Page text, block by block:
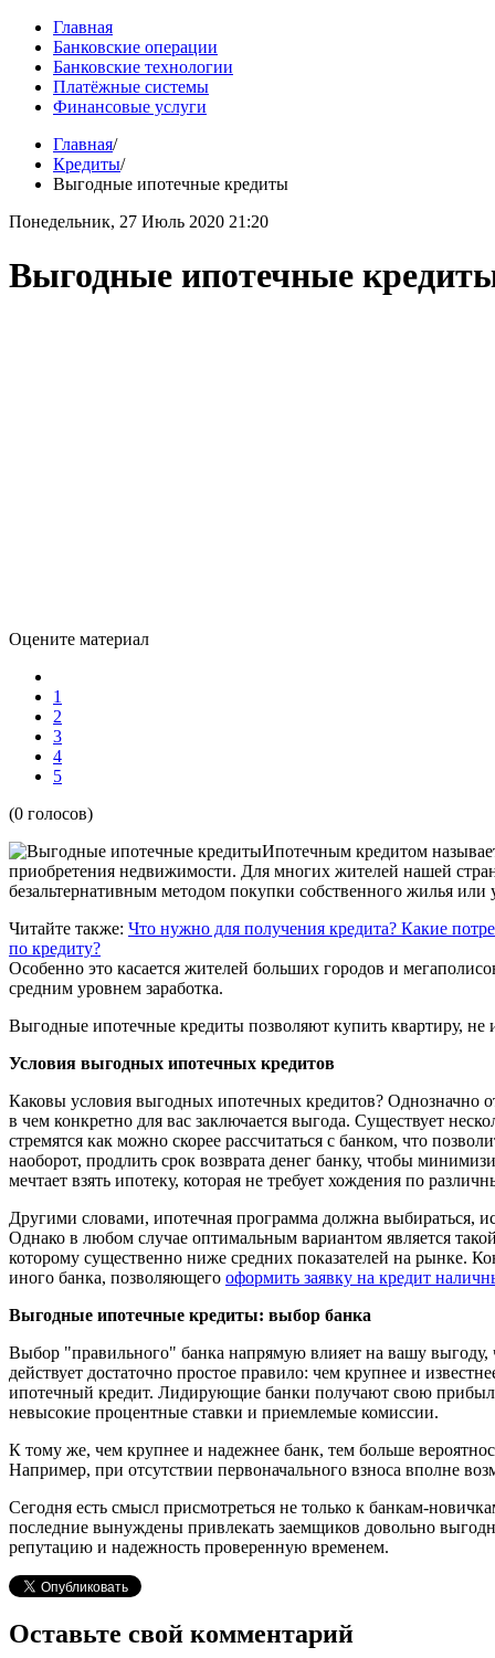
Главная
Банковские операции
Банковские технологии
Платёжные системы
Финансовые услуги
Главная/
Кредиты/
Выгодные ипотечные кредиты
Понедельник, 27 Июль 2020 21:20
Выгодные ипотечные
Оцените материал
1
2
3
4
5
(0 голосов)
Ипотечным кредитом
приобретения недвижимости. Для многих жителей нашей
безальтернативным методом покупки собственного жилья
Читайте также: Что нужно для получения кредита? Какие
по кредиту?
Особенно это касается жителей больших городов и
средним уровнем заработка.
Выгодные ипотечные кредиты позволяют купить квартиру,
Условия выгодных ипотечных кредитов
Каковы условия выгодных ипотечных кредитов? Однозначно
в чем конкретно для вас заключается выгода. Существует
стремятся как можно скорее рассчитаться с банком, что
наоборот, продлить срок возврата денег банку, чтобы
мечтает взять ипотеку, которая не требует хождения по
Другими словами, ипотечная программа должна выбираться,
Однако в любом случае оптимальным вариантом является
которому существенно ниже средних показателей на рынке.
иного банка, позволяющего оформить заявку на кредит
Выгодные ипотечные кредиты: выбор банка
Выбор "правильного" банка напрямую влияет на вашу выгоду,
действует достаточно простое правило: чем крупнее и
ипотечный кредит. Лидирующие банки получают свою
невысокие процентные ставки и приемлемые комиссии.
К тому же, чем крупнее и надежнее банк, тем больше
Например, при отсутствии первоначального взноса вполне
Сегодня есть смысл присмотреться не только к банкам-
последние вынуждены привлекать заемщиков довольно
репутацию и надежность проверенную временем.
Оставьте свой комментарий